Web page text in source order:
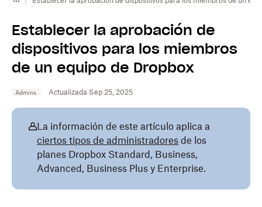
Establecer la aprobación de
dispositivos para los miembros
de un equipo de Dropbox
Admins Actualizada Sep 25, 2025
La información de este artículo aplica a
ciertos tipos de administradores de los
planes Dropbox Standard, Business,
Advanced, Business Plus y Enterprise.